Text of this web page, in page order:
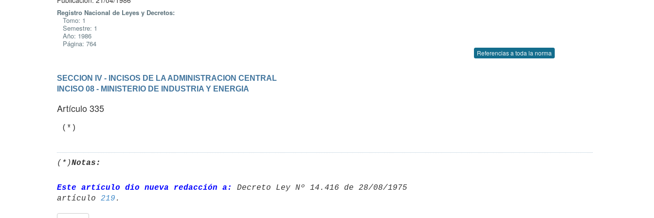
Registro Nacional de Leyes y Decretos:
Tomo: 1
Semestre: 1
Año: 1986
Página: 764
Referencias a toda la norma
SECCION IV - INCISOS DE LA ADMINISTRACION CENTRAL
INCISO 08 - MINISTERIO DE INDUSTRIA Y ENERGIA
Artículo 335
(*)Notas:
Este artículo dio nueva redacción a:
Decreto Ley Nº 14.416 de 28/08/1975
artículo 219